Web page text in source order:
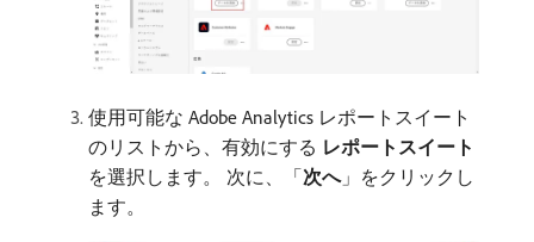
使用可能な Adobe Analytics レポートスイート
のリストから、有効にする​ レポートスイート
を選択します。 次に、「次へ」をクリックし
ます。